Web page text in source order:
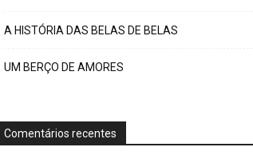
A HISTÓRIA DAS BELAS DE BELAS
UM BERÇO DE AMORES
Comentários recentes